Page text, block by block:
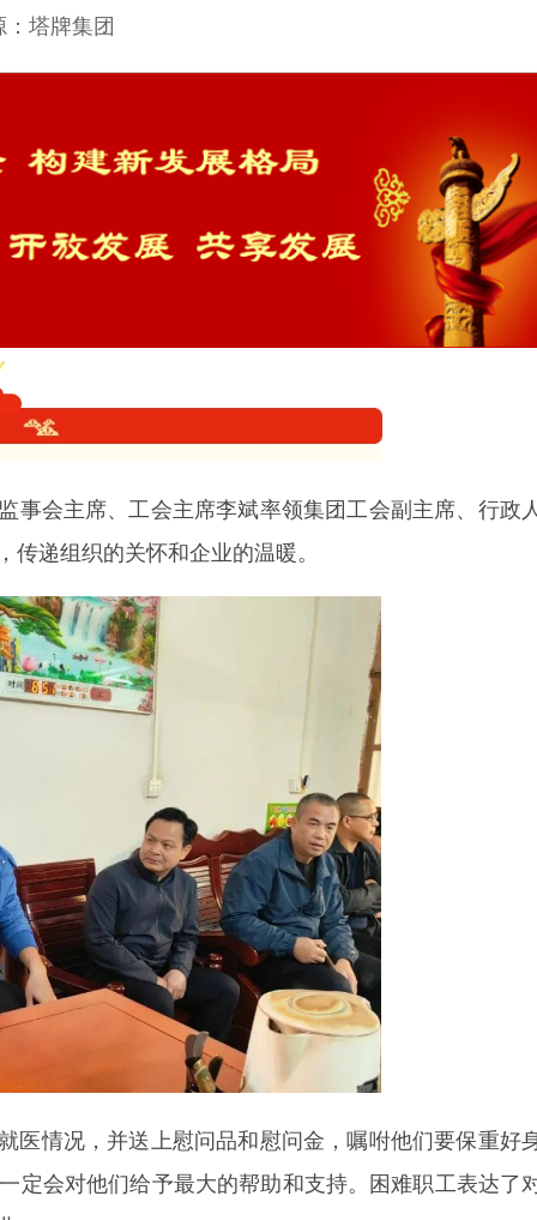
：塔牌集团
事会主席、工会主席李斌率领集团工会副主席、行政
递组织的关怀和企业的温暖。
医情况，并送上慰问品和慰问金，嘱咐他们要保重好
定会对他们给予最大的帮助和支持。困难职工表达了